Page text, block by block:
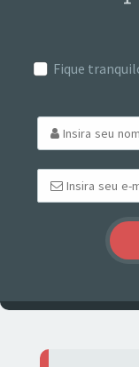
Fique